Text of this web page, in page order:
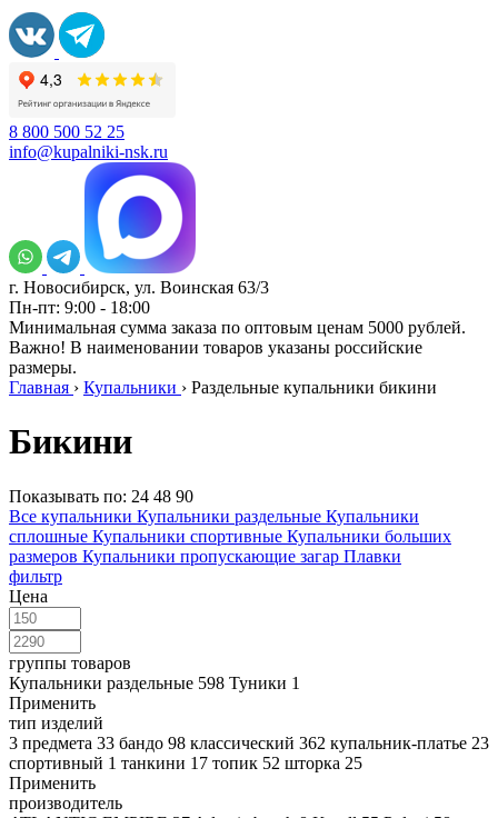
8 800 500 52 25
info@kupalniki-nsk.ru
г. Новосибирск, ул. Воинская 63/3
Пн-пт: 9:00 - 18:00
Минимальная сумма заказа по оптовым ценам 5000 рублей.
Важно! В наименовании товаров указаны российские
размеры.
Главная › Купальники › Раздельные купальники бикини
Бикини
Показывать по: 24 48 90
Все купальники Купальники раздельные Купальники
сплошные Купальники спортивные Купальники больших
размеров Купальники пропускающие загар Плавки
фильтр
Цена
группы товаров
Купальники раздельные 598 Туники 1
Применить
тип изделий
3 предмета 33 бандо 98 классический 362 купальник-платье 23
спортивный 1 танкини 17 топик 52 шторка 25
Применить
производитель